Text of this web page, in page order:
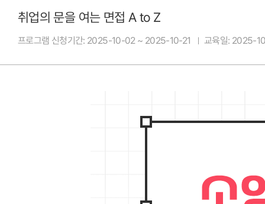
취업의 문을 여는 면접 A to Z
프로그램 신청기간 2025-10-02 ~ 2025-10-21 교육일 2025-